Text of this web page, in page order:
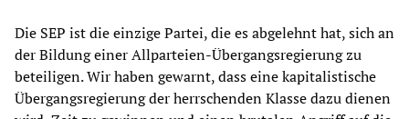
Die SEP ist die einzige Partei, die es abgelehnt hat, sich an
der Bildung einer Allparteien-Übergangsregierung zu
beteiligen. Wir haben gewarnt, dass eine kapitalistische
Übergangsregierung der herrschenden Klasse dazu dienen